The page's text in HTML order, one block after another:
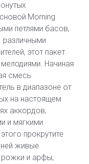
Morning
петлями басов,
различными
этот пакет
Начиная
смесь
в диапазоне от
на настоящем
аккордов,
и мягкими
прокрутите
ней живые
рожки и арфы,